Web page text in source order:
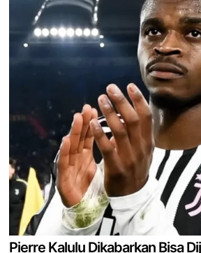
Pierre Kalulu Dikabarkan Bisa